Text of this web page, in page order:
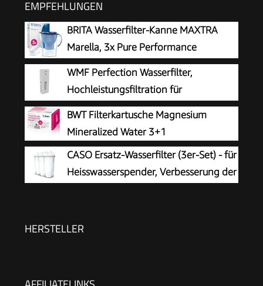
EMPFEHLUNGEN
BRITA Wasserfilter-Kanne MAXTRA
Marella, 3x Pure Performance
Kartusche
WMF Perfection Wasserfilter,
Hochleistungsfiltration für
kompromisslos reines Kaffeearoma
und optimalen Geschmack, verlängert die
Lebensdauer, reduziert Kalkablagerungen
BWT Filterkartusche Magnesium
Mineralized Water 3+1
CASO Ersatz-Wasserfilter (3er-Set) - für
Heisswasserspender, Verbesserung der
Filtrationsprinzip
HERSTELLER